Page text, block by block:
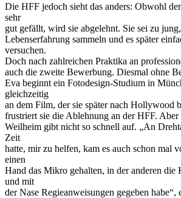
Die HFF jedoch sieht das anders: Obwohl
sehr
gut gefällt, wird sie abgelehnt. Sie sei zu
Lebenserfahrung sammeln und es später
versuchen.
Doch nach zahlreichen Praktika an
auch die zweite Bewerbung. Diesmal ohne
Eva beginnt ein Fotodesign-Studium in
gleichzeitig
an dem Film, der sie später nach Hollywood
frustriert sie die Ablehnung an der HFF. Aber
Weilheim gibt nicht so schnell auf. „An
Zeit
hatte, mir zu helfen, kam es auch schon mal
einen
Hand das Mikro gehalten, in der anderen die
und mit
der Nase Regieanweisungen gegeben habe“,